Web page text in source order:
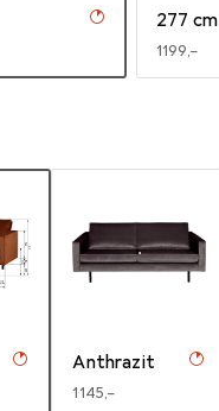
277 cm
EUR
1199,–
Anthrazit
EUR
1145,–